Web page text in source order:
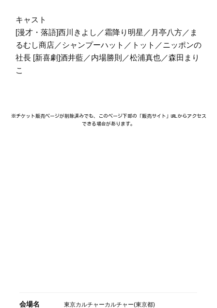
キャスト
[漫才・落語]西川きよし／霜降り明星／月亭八方／ま
るむし商店／シャンプーハット／トット／ニッポンの
社長 [新喜劇]酒井藍／内場勝則／松浦真也／森田まり
こ
※チケット販売ページが削除済みでも、このページ下部の「販売サイト」URLからアクセス
できる場合があります。
会場名 東京カルチャーカルチャー(東京都)